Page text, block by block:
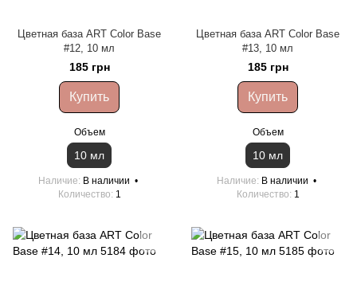
Цветная база ART Color Base
#12, 10 мл
185 грн
Купить
Объем
10 мл
Наличие В наличии
Количество 1
Цветная база ART Color Base
#13, 10 мл
185 грн
Купить
Объем
10 мл
Наличие В наличии
Количество 1